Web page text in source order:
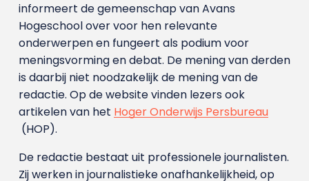
informeert de gemeenschap van Avans
Hogeschool over voor hen relevante
onderwerpen en fungeert als podium voor
meningsvorming en debat. De mening van derden
is daarbij niet noodzakelijk de mening van de
redactie. Op de website vinden lezers ook
artikelen van het Hoger Onderwijs Persbureau
(HOP).
De redactie bestaat uit professionele journalisten.
Zij werken in journalistieke onafhankelijkheid, op